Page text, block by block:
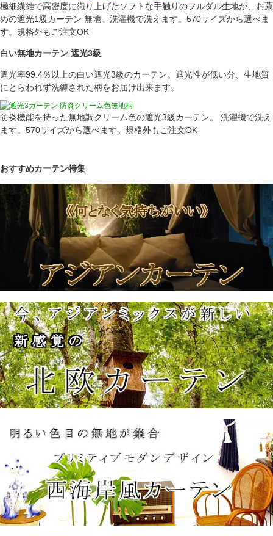
極細繊維で高密度に織り上げたソフトな手触りのフルダル生地が、お薦
めの遮光1級カーテン 無地。洗濯機で洗えます。570サイズから選べま
す。規格外もご注文OK
白い無地カーテン 遮光3級
遮光率99.4％以上の白い遮光3級のカーテン。遮光性が低い分、生地質
にとらわれず洗練された柄をお届け出来ます。
防炎機能を持った無地調クリーム色の遮光3級カーテン。 洗濯機で洗え
ます。570サイズから選べます。規格外もご注文OK
おすすめカーテン特集